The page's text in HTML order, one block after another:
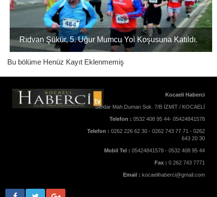
Rıdvan Şükür, 5. Uğur Mumcu Yol Koşusuna Katıldı.
Bu bölüme Henüz Kayıt Eklenmemiş
Kocaeli Haberci
Serdar Mah.Duman Sok. 7/B İZMİT / KOCAELİ
Telefon : 0532 408 95 44- 05424841578
Telefon : 0262 226 62 30 - 0262 743 77 71 - 0262
643 20 30
Mobil Tel : 05424841578 - 0532 408 95 44
Fax : 0 262 743 7771
Email : kocaelihaberci@gmail.com